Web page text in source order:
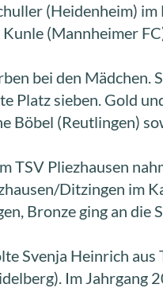
(Heidenheim)
(Mannheimer
bei den
Platz sieben. Gold
Böbel (Reutlingen)
TSV Pliezhausen
Ditzingen im
Bronze ging an
Svenja Heinrich
Im